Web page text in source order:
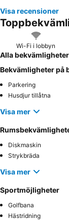
Visa recensioner
Wi-Fi i lobbyn
Alla bekvämligheter
Bekvämligheter på
Parkering
Husdjur tillåtna
Visa mer
Diskmaskin
Strykbräda
Visa mer
Sportmöjligheter
Golfbana
Hästridning